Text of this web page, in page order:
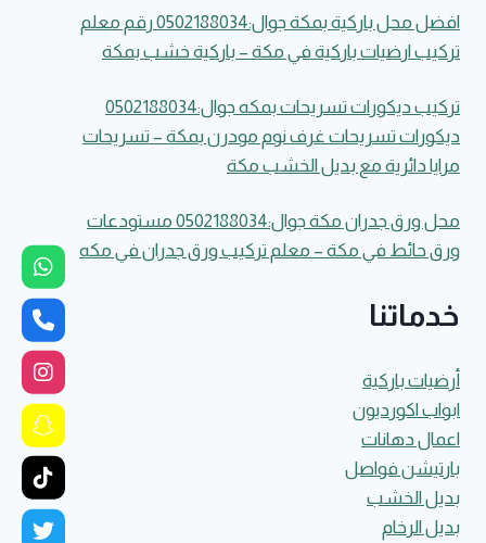
افضل محل باركية بمكة جوال:0502188034 رقم معلم
تركيب ارضيات باركية في مكة – باركية خشب بمكة
تركيب ديكورات تسريحات بمكه جوال:0502188034
ديكورات تسريحات غرف نوم مودرن بمكة – تسريحات
مرايا دائرية مع بديل الخشب مكة
محل ورق جدران مكة جوال:0502188034 مستودعات
ورق حائط في مكة – معلم تركيب ورق جدران في مكه
خدماتنا
أرضيات باركية
ابواب اكورديون
اعمال دهانات
بارتيشن فواصل
بديل الخشب
بديل الرخام